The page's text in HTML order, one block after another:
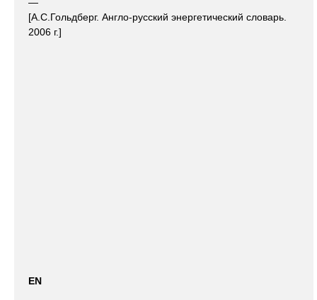
[А.С.Гольдберг. Англо-русский энергетический словарь.
2006 г.]
EN